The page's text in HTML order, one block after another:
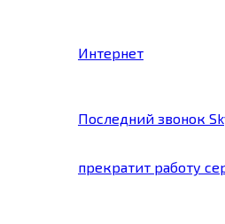
Интернет
Последний звонок
прекратит работу